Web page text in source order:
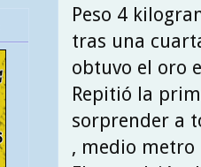
Peso 4
tras una
obtuvo el oro
Repitió la
sorprender a
, medio metro